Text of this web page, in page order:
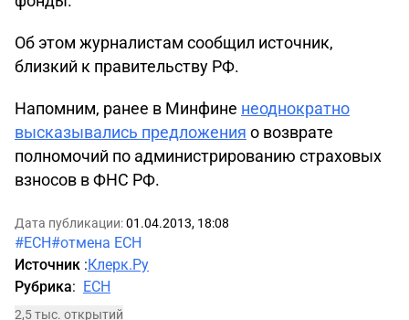
Об этом журналистам сообщил источник,
близкий к правительству РФ.
Напомним, ранее в Минфине неоднократно
высказывались предложения о возврате
полномочий по администрированию страховых
взносов в ФНС РФ.
Дата публикации:01.04.2013, 18:08
#ЕСН#отмена ЕСН
Источник :Клерк.Ру
Рубрика: ЕСН
2,5 тыс. открытий